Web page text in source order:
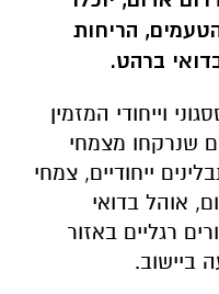
הריחות
ברהט.
וייחודי המזמין
שנרקחו מצמחי
ייחודיים, צמחי
אוהל בדואי
רגליים באזור
ביישוב.